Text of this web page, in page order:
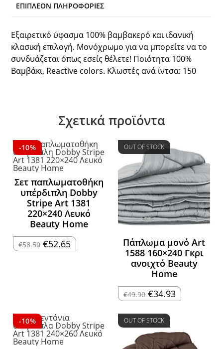
ΕΠΙΠΛΈΟΝ ΠΛΗΡΟΦΟΡΊΕΣ
Εξαιρετικό ύφασμα 100% βαμβακερό και ιδανική
κλασική επιλογή. Μονόχρωμο για να μπορείτε να το
συνδυάζεται όπως εσείς θέλετε! Ποιότητα 100%
Βαμβάκι, Reactive colors. Κλωστές ανά ίντσα: 150
Σχετικά προϊόντα
-10%
Σετ παπλωματοθήκη
υπέρδιπλη Dobby
Stripe Art 1381
220×240 Λευκό
Beauty Home
€58.50 Original
price
€52.65Η
τρέχουσα
OUT OF STOCK
Πάπλωμα μονό Art
1588 160×240 Γκρι
ανοιχτό Beauty
Home
€49.90 Original
price
€49.90.
€34.93 Η
τρέχουσα
-10% OUT OF STOCK